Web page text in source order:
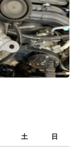
土 日